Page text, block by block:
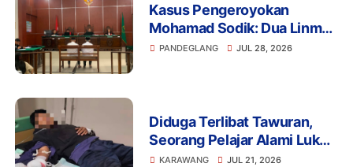
Kasus Pengeroyokan
Mohamad Sodik: Dua Linmas
Pandeglang Diganjar 5 Bulan
PANDEGLANG JUL 28, 2026
Diduga Terlibat Tawuran,
Seorang Pelajar Alami Luka
Berat di Klari, Polisi Lakukan
KARAWANG JUL 21, 2026